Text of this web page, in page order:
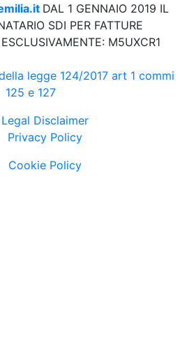
DAL 1 GENNAIO 2019 IL
SDI PER FATTURE
M5UXCR1
legge 124/2017 art 1 commi
125 e 127
Legal Disclaimer
Privacy Policy
Cookie Policy